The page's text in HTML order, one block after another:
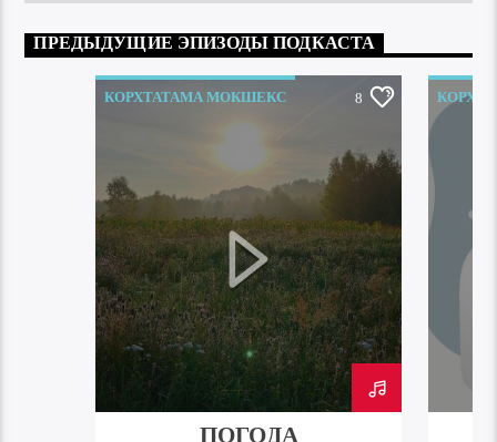
ПРЕДЫДУЩИЕ ЭПИЗОДЫ ПОДКАСТА
КОРХТАТАМА МОКШЕКС 8
ПОГОДА